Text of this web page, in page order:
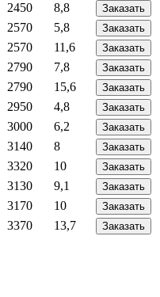
2450 8,8 Заказать
2570 5,8 Заказать
2570 11,6 Заказать
2790 7,8 Заказать
2790 15,6 Заказать
2950 4,8 Заказать
3000 6,2 Заказать
3140 8 Заказать
3320 10 Заказать
3130 9,1 Заказать
3170 10 Заказать
3370 13,7 Заказать